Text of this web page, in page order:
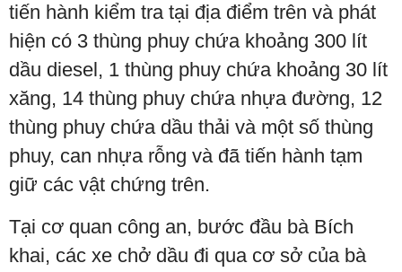
tiến hành kiểm tra tại địa điểm trên và phát
hiện có 3 thùng phuy chứa khoảng 300 lít
dầu diesel, 1 thùng phuy chứa khoảng 30 lít
xăng, 14 thùng phuy chứa nhựa đường, 12
thùng phuy chứa dầu thải và một số thùng
phuy, can nhựa rỗng và đã tiến hành tạm
giữ các vật chứng trên.
Tại cơ quan công an, bước đầu bà Bích
khai, các xe chở dầu đi qua cơ sở của bà